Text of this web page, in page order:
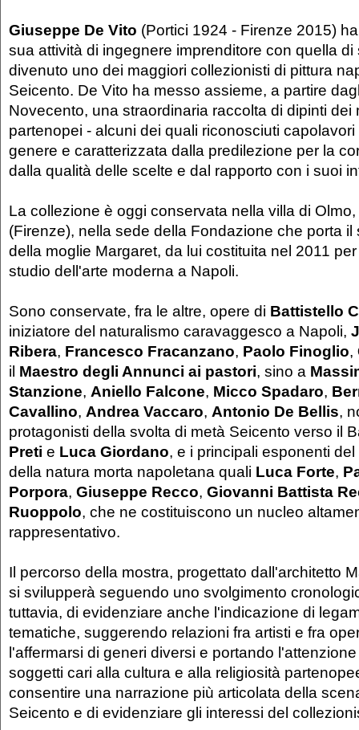
Giuseppe De Vito (Portici 1924 - Firenze 2015)
sua attività di ingegnere imprenditore con quella
divenuto uno dei maggiori collezionisti di pittura
Seicento. De Vito ha messo assieme, a partire
Novecento, una straordinaria raccolta di dipinti dei
partenopei - alcuni dei quali riconosciuti
genere e caratterizzata dalla predilezione per la
dalla qualità delle scelte e dal rapporto con i suoi
La collezione è oggi conservata nella villa di
(Firenze), nella sede della Fondazione che porta
della moglie Margaret, da lui costituita nel 2011
studio dell'arte moderna a Napoli.
Sono conservate, fra le altre, opere di Battistello
iniziatore del naturalismo caravaggesco a Napoli,
Ribera, Francesco Fracanzano, Paolo Finoglio,
il Maestro degli Annunci ai pastori, sino a
Stanzione, Aniello Falcone, Micco Spadaro,
Cavallino, Andrea Vaccaro, Antonio De Bellis,
protagonisti della svolta di metà Seicento verso il
Preti e Luca Giordano, e i principali esponenti
della natura morta napoletana quali Luca Forte,
Porpora, Giuseppe Recco, Giovanni Battista
Ruoppolo, che ne costituiscono un nucleo
rappresentativo.
Il percorso della mostra, progettato dall'architetto
si svilupperà seguendo uno svolgimento
tuttavia, di evidenziare anche l'indicazione di
tematiche, suggerendo relazioni fra artisti e fra
l'affermarsi di generi diversi e portando
soggetti cari alla cultura e alla religiosità
consentire una narrazione più articolata della
Seicento e di evidenziare gli interessi del